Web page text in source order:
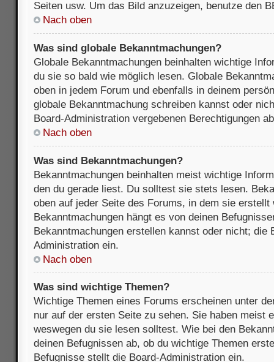
Seiten usw. Um das Bild anzuzeigen, benutze den
Nach oben
Was sind globale Bekanntmachungen?
Globale Bekanntmachungen beinhalten wichtige
du sie so bald wie möglich lesen. Globale
oben in jedem Forum und ebenfalls in deinem
globale Bekanntmachung schreiben kannst oder
Board-Administration vergebenen Berechtigungen
Nach oben
Was sind Bekanntmachungen?
Bekanntmachungen beinhalten meist wichtige
den du gerade liest. Du solltest sie stets lesen.
oben auf jeder Seite des Forums, in dem sie erstellt
Bekanntmachungen hängt es von deinen
Bekanntmachungen erstellen kannst oder nicht; die
Administration ein.
Nach oben
Was sind wichtige Themen?
Wichtige Themen eines Forums erscheinen unter
nur auf der ersten Seite zu sehen. Sie haben meist
weswegen du sie lesen solltest. Wie bei den
deinen Befugnissen ab, ob du wichtige Themen
Befugnisse stellt die Board-Administration ein.